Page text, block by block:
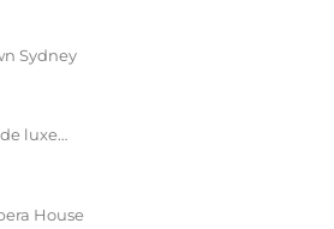
Sydney
luxe…
House